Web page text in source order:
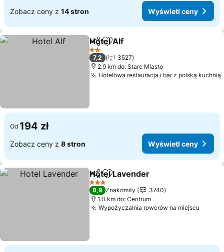
Zobacz ceny z 14 stron Wyświetl ceny
UdostępnijDodaj do ulubionych
Hotel Alf
2 Kategoria
7,2
3527
2.9 km do: Stare Miasto
Hotelowa restauracja i bar z polską kuchnią
Od 194 zł
Zobacz ceny z 8 stron Wyświetl ceny
Udostępnij
Dodaj do ulubionych
Hotel Lavender
3 Kategoria
8,9 Znakomity
3740
1.0 km do: Centrum
Wypożyczalnia rowerów na miejscu